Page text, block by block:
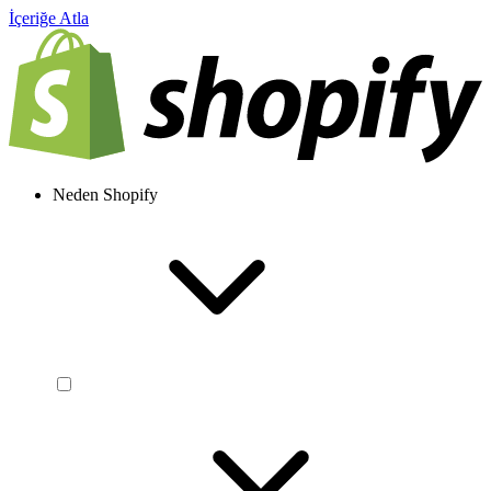
İçeriğe Atla
Neden Shopify